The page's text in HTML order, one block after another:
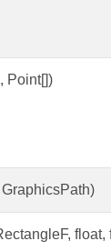
Point[])
float,